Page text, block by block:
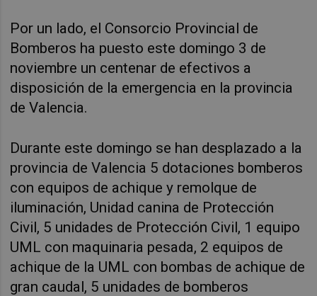
Por un lado, el Consorcio Provincial de
Bomberos ha puesto este domingo 3 de
noviembre un centenar de efectivos a
disposición de la emergencia en la provincia
de Valencia.
Durante este domingo se han desplazado a la
provincia de Valencia 5 dotaciones bomberos
con equipos de achique y remolque de
iluminación, Unidad canina de Protección
Civil, 5 unidades de Protección Civil, 1 equipo
UML con maquinaria pesada, 2 equipos de
achique de la UML con bombas de achique de
gran caudal, 5 unidades de bomberos